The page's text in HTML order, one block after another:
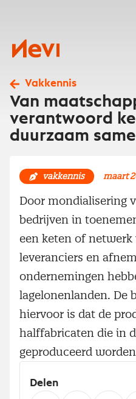
Nevi
Vakkennis
Van
verantwoord
duurzaam
vakkennis maart
Door mondialisering
bedrijven in
een keten of
leveranciers en
ondernemingen
lagelonenlanden. De
hiervoor is dat de
halffabricaten die in
geproduceerd
Delen